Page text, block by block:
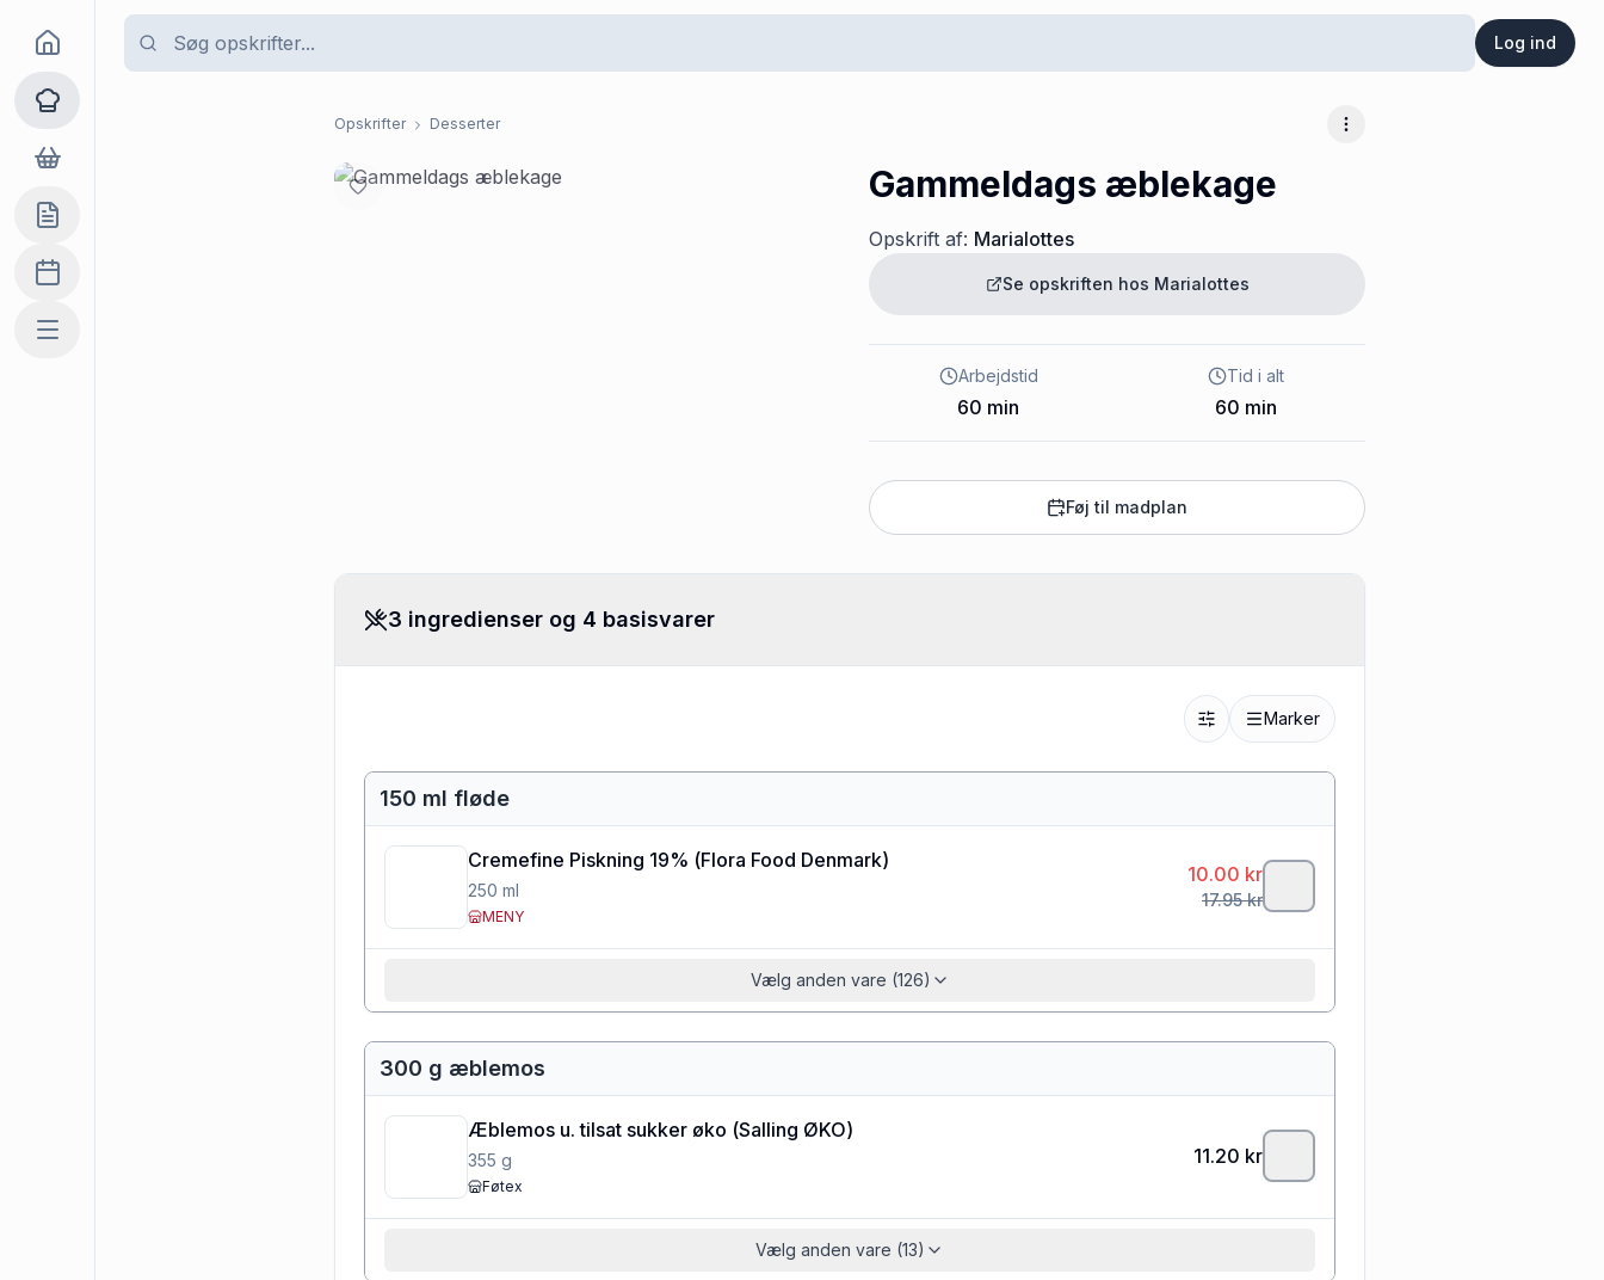
Log ind
Goma
Opskrifter
Dagligvarer
Indkøbslisten
Madplan
Mere
Opskrifter Desserter Flere muligheder
Gammeldags æblekage
Opskrift af: Marialottes
Se opskriften hos Marialottes
Arbejdstid
60 min
Tid i alt
60 min
Føj til madplan
3 ingredienser og 4 basisvarer
Marker
150 ml fløde
Cremefine Piskning 19% (Flora Food Denmark)
250 ml
MENY
10.00 kr
17.95kr
Vælg anden vare (126)
300 g æblemos
Æblemos u. tilsat sukker øko (Salling ØKO)
355 g
Føtex
11.20 kr
Vælg anden vare (13)